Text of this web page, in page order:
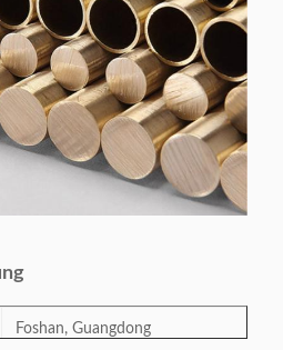
Foshan, Guangdong